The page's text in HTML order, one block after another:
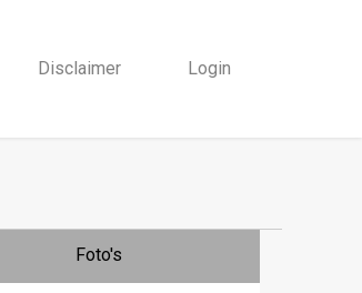
Disclaimer Login
Foto's